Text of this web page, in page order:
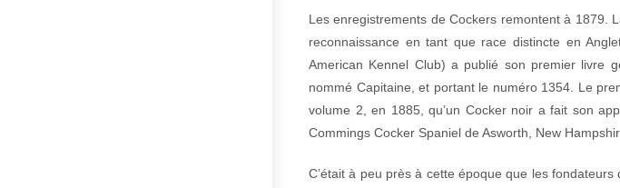
Les enregistrements de Cockers remontent à 1879.
reconnaissance en tant que race distincte en
American Kennel Club) a publié son premier livre
nommé Capitaine, et portant le numéro 1354. Le
volume 2, en 1885, qu’un Cocker noir a fait son
Commings Cocker Spaniel de Asworth, New
C’était à peu près à cette époque que les